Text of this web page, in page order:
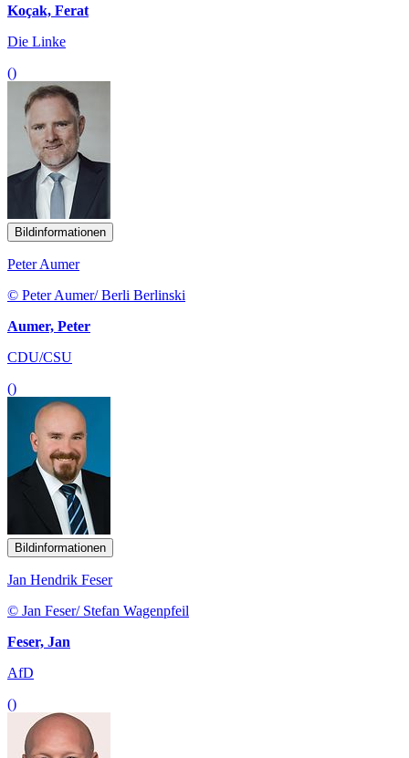
Koçak, Ferat
Die Linke
()
Bildinformationen
Peter Aumer
© Peter Aumer/ Berli Berlinski
Aumer, Peter
CDU/CSU
()
Bildinformationen
Jan Hendrik Feser
© Jan Feser/ Stefan Wagenpfeil
Feser, Jan
AfD
()